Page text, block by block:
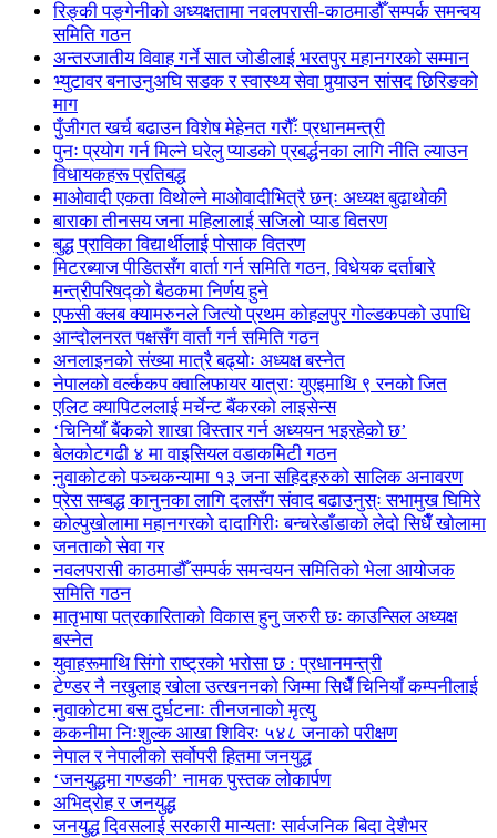
रिङ्की पङ्गेनीको अध्यक्षतामा नवलपरासी-काठमाडौँ सम्पर्क समन्वय
समिति गठन
अन्तरजातीय विवाह गर्ने सात जोडीलाई भरतपुर महानगरको सम्मान
भ्युटावर बनाउनुअघि सडक र स्वास्थ्य सेवा पुर्‍याउन सांसद छिरिङको
माग
पुँजीगत खर्च बढाउन विशेष मेहेनत गरौँः प्रधानमन्त्री
पुनः प्रयोग गर्न मिल्ने घरेलु प्याडको प्रबर्द्धनका लागि नीति ल्याउन
विधायकहरू प्रतिबद्ध
माओवादी एकता विथोल्ने माओवादीभित्रै छन्ः अध्यक्ष बुढाथोकी
बाराका तीनसय जना महिलालाई सजिलो प्याड वितरण
बुद्ध प्राविका विद्यार्थीलाई पोसाक वितरण
मिटरब्याज पीडितसँग वार्ता गर्न समिति गठन, विधेयक दर्ताबारे
मन्त्रीपरिषद्को बैठकमा निर्णय हुने
एफसी क्लब क्यामरुनले जित्यो प्रथम कोहलपुर गोल्डकपको उपाधि
आन्दोलनरत पक्षसँग वार्ता गर्न समिति गठन
अनलाइनको संख्या मात्रै बढ्योः अध्यक्ष बस्नेत
नेपालको वर्ल्ककप क्वालिफायर यात्राः युएइमाथि ९ रनको जित
एलिट क्यापिटललाई मर्चेन्ट बैंकरको लाइसेन्स
‘चिनियाँ बैंकको शाखा विस्तार गर्न अध्ययन भइरहेको छ’
बेलकोटगढी ४ मा वाइसियल वडाकमिटी गठन
नुवाकोटको पञ्चकन्यामा १३ जना सहिदहरुको सालिक अनावरण
प्रेस सम्बद्ध कानुनका लागि दलसँग संवाद बढाउनुस्ः सभामुख घिमिरे
कोल्पुखोलामा महानगरको दादागिरीः बन्चरेडाँडाको लेदो सिधैँ खोलामा
जनताको सेवा गर
नवलपरासी काठमाडौँ सम्पर्क समन्वयन समितिको भेला आयोजक
समिति गठन
मातृभाषा पत्रकारिताको विकास हुनु जरुरी छः काउन्सिल अध्यक्ष
बस्नेत
युवाहरूमाथि सिंगो राष्ट्रको भरोसा छ : प्रधानमन्त्री
टेण्डर नै नखुलाइ खोला उत्खननको जिम्मा सिधैँ चिनियाँ कम्पनीलाई
नुवाकोटमा बस दुर्घटनाः तीनजनाको मृत्यु
ककनीमा निःशुल्क आखा शिविरः ५४८ जनाको परीक्षण
नेपाल र नेपालीको सर्वोपरी हितमा जनयुद्ध
‘जनयुद्धमा गण्डकी’ नामक पुस्तक लोकार्पण
अभिद्रोह र जनयुद्ध
जनयुद्ध दिवसलाई सरकारी मान्यताः सार्वजनिक बिदा देशैभर